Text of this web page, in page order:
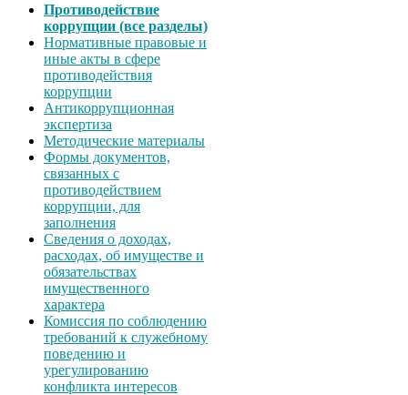
Противодействие
коррупции (все разделы)
Нормативные правовые и
иные акты в сфере
противодействия
коррупции
Антикоррупционная
экспертиза
Методические материалы
Формы документов,
связанных с
противодействием
коррупции, для
заполнения
Сведения о доходах,
расходах, об имуществе и
обязательствах
имущественного
характера
Комиссия по соблюдению
требований к служебному
поведению и
урегулированию
конфликта интересов